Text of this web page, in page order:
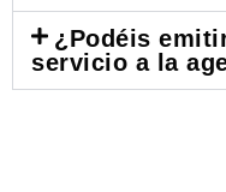
¿Podéis
servicio a la